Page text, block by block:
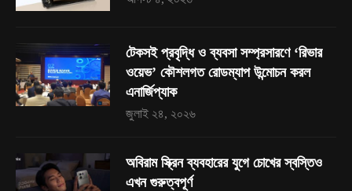
টেকসই প্রবৃদ্ধি ও ব্যবসা সম্প্রসারণে ‘রিভার
ওয়েভ’ কৌশলগত রোডম্যাপ উন্মোচন করল
এনার্জিপ্যাক
জুলাই ২৪, ২০২৬
অবিরাম স্ক্রিন ব্যবহারের যুগে চোখের স্বস্তিও
এখন গুরুত্বপূর্ণ